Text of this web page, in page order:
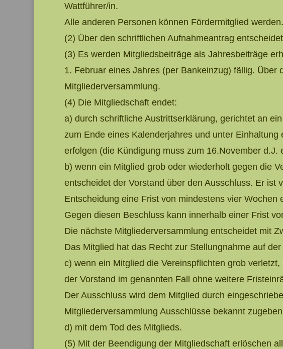
Wattführer/in.
Alle anderen Personen können Fördermitglied werden.
(2) Über den schriftlichen Aufnahmeantrag
(3) Es werden Mitgliedsbeiträge als Jahresbeiträge
1. Februar eines Jahres (per Bankeinzug) fällig. Über
Mitgliederversammlung.
(4) Die Mitgliedschaft endet:
a) durch schriftliche Austrittserklärung, gerichtet an
zum Ende eines Kalenderjahres und unter
erfolgen (die Kündigung muss zum 16.November d.J.
b) wenn ein Mitglied grob oder wiederholt gegen die
entscheidet der Vorstand über den Ausschluss. Er ist
Entscheidung eine Frist von mindestens vier
Gegen diesen Beschluss kann innerhalb einer Frist
Die nächste Mitgliederversammlung entscheidet mit
Das Mitglied hat das Recht zur Stellungnahme auf
c) wenn ein Mitglied die Vereinspflichten grob
der Vorstand im genannten Fall ohne weitere
Der Ausschluss wird dem Mitglied durch
Mitgliederversammlung Ausschlüsse bekannt
d) mit dem Tod des Mitglieds.
(5) Mit der Beendigung der Mitgliedschaft erlöschen